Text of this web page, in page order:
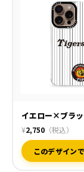
イエロー×ブラ
¥2,750（税込）
このデザイン